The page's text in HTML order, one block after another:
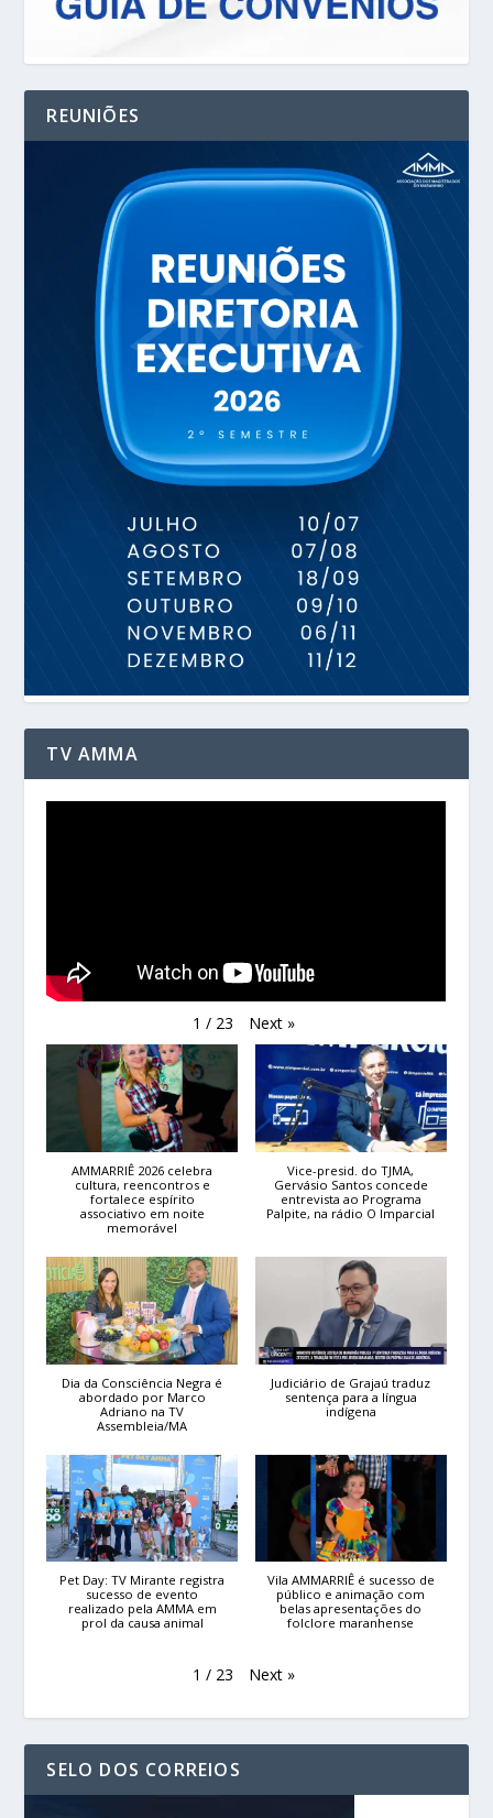
REUNIÕES
TV AMMA
1 / 23 Next »
AMMARRIÊ 2026 celebra
cultura, reencontros e
fortalece espírito
associativo em noite
memorável
Vice-presid. do TJMA,
Gervásio Santos concede
entrevista ao Programa
Palpite, na rádio O Imparcial
Dia da Consciência Negra é
abordado por Marco
Adriano na TV
Assembleia/MA
Judiciário de Grajaú traduz
sentença para a língua
indígena
Pet Day: TV Mirante registra
sucesso de evento
realizado pela AMMA em
prol da causa animal
Vila AMMARRIÊ é sucesso de
público e animação com
belas apresentações do
folclore maranhense
1 / 23 Next »
SELO DOS CORREIOS